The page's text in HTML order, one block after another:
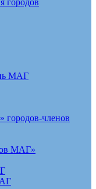
МАГ
городов-членов
МАГ»